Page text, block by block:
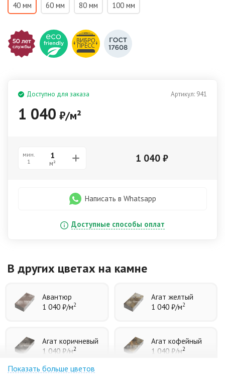
40 мм 60 мм 80 мм 100 мм
Артикул: 941
Доступно для заказа
1 040 ₽/м²
мин.
1
м² 1 040 ₽
Написать в Whatsapp
Доступные способы оплат
В других цветах на камне
Авантюр
1 040 ₽/м2
Агат желтый
1 040 ₽/м2
Агат коричневый
1 040 ₽/м2
Агат кофейный
1 040 ₽/м2
Показать больше цветов